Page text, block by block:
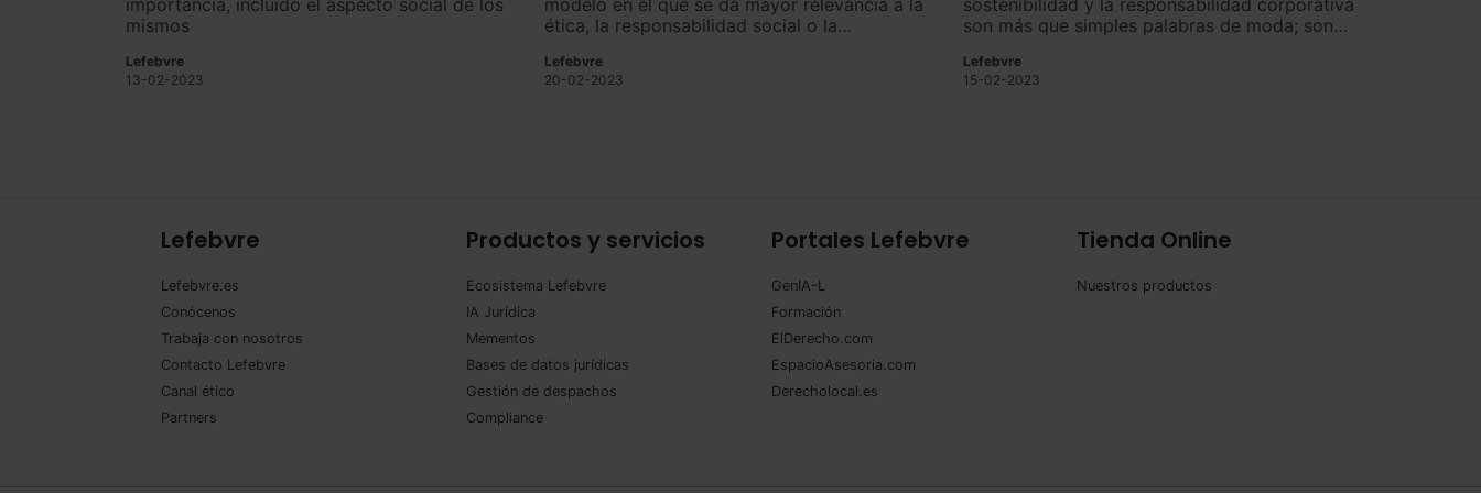
mismos
Lefebvre
13-02-2023
ética, la responsabilidad social o la
Lefebvre
20-02-2023
son más que simples palabras de moda; son
decisiones y las operaciones de las
organizaciones.
Lefebvre
15-02-2023
Lefebvre
Lefebvre.es
Conócenos
Trabaja con nosotros
Contacto Lefebvre
Canal ético
Partners
Productos y servicios
Ecosistema Lefebvre
IA Jurídica
Mementos
Bases de datos jurídicas
Gestión de despachos
Compliance
Portales Lefebvre
GenIA-L
Formación
ElDerecho.com
EspacioAsesoria.com
Derecholocal.es
Tienda Online
Nuestros productos